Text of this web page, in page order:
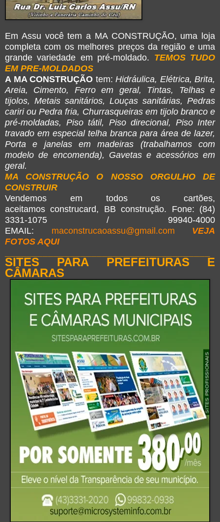
Em Assu você tem a MA CONSTRUÇÃO, uma loja
completa com os melhores preços da região e uma
grande variedade em pré-moldado. TEMOS TUDO
EM PRE-MOLDADOS
A MA CONSTRUÇÃO tem: Hidráulica, Elétrica, Brita,
Areia, Cimento, Ferro em geral, Tintas, Telhas e
tijolos, Metais sanitários, Louças sanitárias, Pedras
cariri ou Pedra fria, Churrasqueiras em tijolo branco e
pré-moldadas, Piso tátil, Piso direcional, Piso Inter
travado em especial telha branca para área de lazer,
Porta e janelas em madeiras (trabalhamos com
modelo de encomenda), Gavetas e acessórios em
geral.
MA CONSTRUÇÃO O NOSSO ORGULHO DE
CONSTRUIR
Vendemos em todos os cartões,
aceitamos construcard, BB construção. Fone: (84)
3331-1075 / 99940-4000
EMAIL: maconstrucaoassu@gmail.com
VEJA
FOTOS AQUI
SITES PARA PREFEITURAS E
CÂMARAS